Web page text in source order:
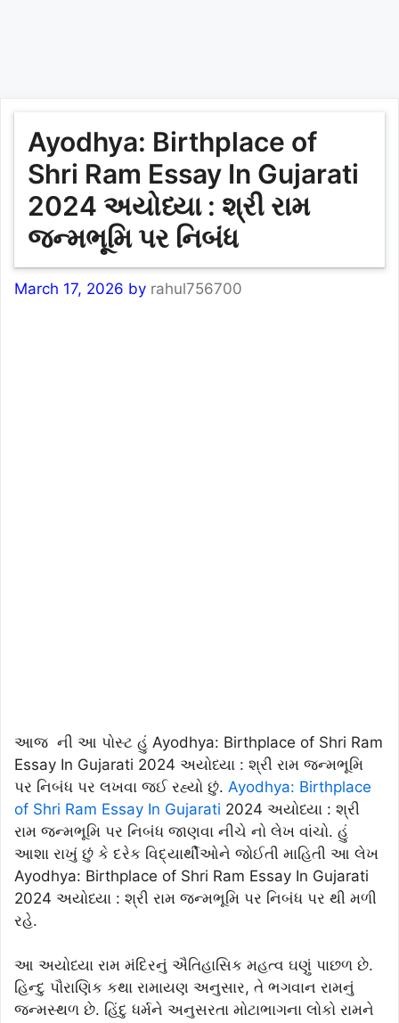
Ayodhya: Birthplace of
Shri Ram Essay In Gujarati
2024 અયોધ્યા : શ્રી રામ
જન્મભૂમિ પર નિબંધ
March 17, 2026 by rahul756700
આજ ની આ પોસ્ટ હું Ayodhya: Birthplace of Shri Ram
Essay In Gujarati 2024 અયોધ્યા : શ્રી રામ જન્મભૂમિ
પર નિબંધ પર લખવા જઈ રહ્યો છું. Ayodhya: Birthplace
of Shri Ram Essay In Gujarati 2024 અયોધ્યા : શ્રી
રામ જન્મભૂમિ પર નિબંધ જાણવા નીચે નો લેખ વાંચો. હું
આશા રાખું છું કે દરેક વિદ્યાર્થીઓને જોઈતી માહિતી આ લેખ
Ayodhya: Birthplace of Shri Ram Essay In Gujarati
2024 અયોધ્યા : શ્રી રામ જન્મભૂમિ પર નિબંધ પર થી મળી
રહે.
આ અયોધ્યા રામ મંદિરનું ઐતિહાસિક મહત્વ ઘણું પાછળ છે.
હિન્દુ પૌરાણિક કથા રામાયણ અનુસાર, તે ભગવાન રામનું
જન્મસ્થળ છે. હિંદુ ધર્મને અનુસરતા મોટાભાગના લોકો રામને